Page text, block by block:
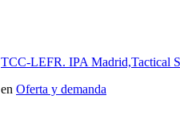
TCC-LEFR. IPA Madrid,Tactical
en Oferta y demanda